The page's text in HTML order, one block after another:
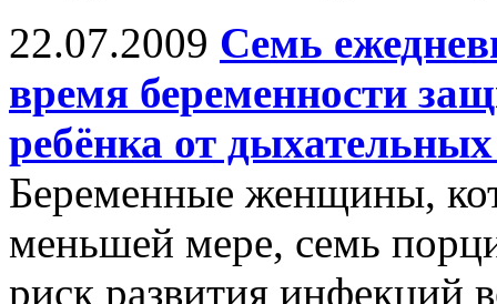
22.07.2009 Семь
время беременности
ребёнка от
Беременные женщины,
меньшей мере, семь
риск развития инфекций